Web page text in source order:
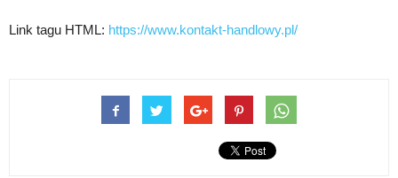
Link tagu HTML: https://www.kontakt-handlowy.pl/